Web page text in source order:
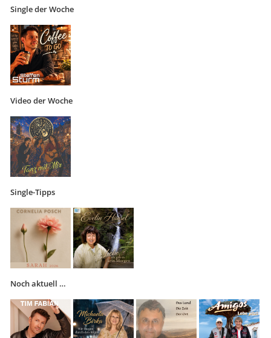
Single der Woche
Video der Woche
Single-Tipps
Noch aktuell …